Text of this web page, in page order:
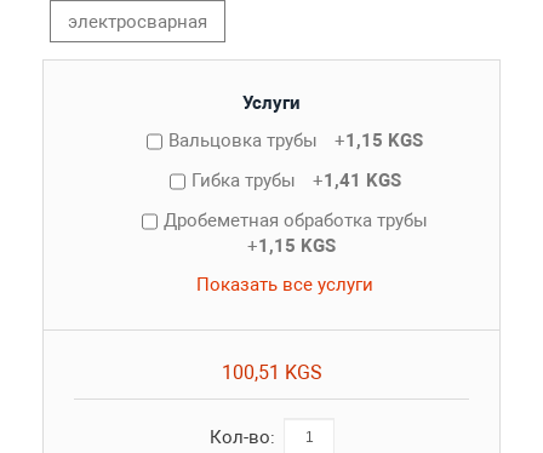
электросварная
Услуги
Вальцовка трубы
+1,15 KGS
Гибка трубы
+1,41 KGS
Дробеметная обработка трубы
+1,15 KGS
Показать все услуги
100,51 KGS
Кол-во: